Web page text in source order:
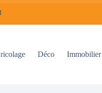
Déco Immobilier